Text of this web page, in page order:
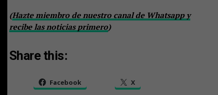
(Hazte miembro de nuestro canal de Whatsapp y
recibe las noticias primero)
Share this:
Facebook X